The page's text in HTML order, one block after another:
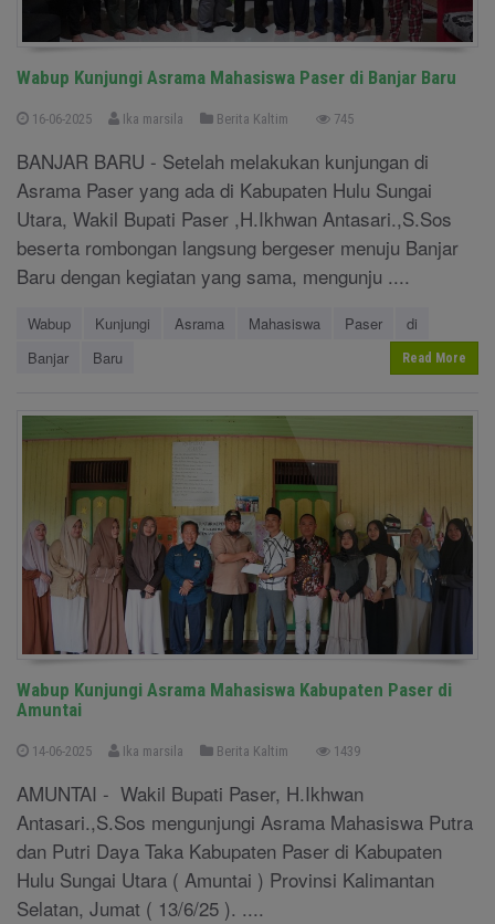
Wabup Kunjungi Asrama Mahasiswa Paser di Banjar Baru
16-06-2025 Ika marsila Berita Kaltim 745
BANJAR BARU - Setelah melakukan kunjungan di
Asrama Paser yang ada di Kabupaten Hulu Sungai
Utara, Wakil Bupati Paser ,H.Ikhwan Antasari.,S.Sos
beserta rombongan langsung bergeser menuju Banjar
Baru dengan kegiatan yang sama, mengunju ....
Wabup Kunjungi Asrama Mahasiswa Paser
di
Banjar
Baru Read More
Wabup Kunjungi Asrama Mahasiswa Kabupaten Paser di
Amuntai
14-06-2025 Ika marsila Berita Kaltim 1439
AMUNTAI - Wakil Bupati Paser, H.Ikhwan
Antasari.,S.Sos mengunjungi Asrama Mahasiswa Putra
dan Putri Daya Taka Kabupaten Paser di Kabupaten
Hulu Sungai Utara ( Amuntai ) Provinsi Kalimantan
Selatan, Jumat ( 13/6/25 ). ....